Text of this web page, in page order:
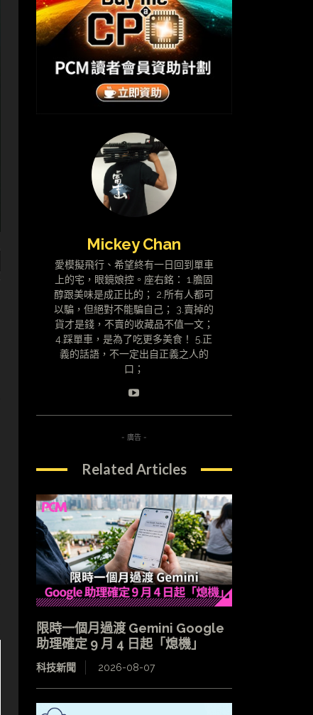
Mickey Chan
愛模擬飛行、希望終有一日回到單車
上的宅，眼鏡娘控。座右銘： 1.膽固
醇跟美味是成正比的； 2.所有人都可
以騙，但絕對不能騙自己； 3.賣掉的
貨才是錢，不賣的收藏品不值一文；
4.踩單車，是為了吃更多美食！ 5.正
義的話語，不一定出自正義之人的
口；
- 廣告 -
Related Articles
限時一個月過渡 Gemini Google
助理確定 9 月 4 日起「熄機」
科技新聞 2026-08-07